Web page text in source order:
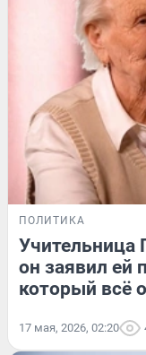
ПОЛИТИКА
Учительница
он заявил ей
который всё
17 мая, 2026, 02:20